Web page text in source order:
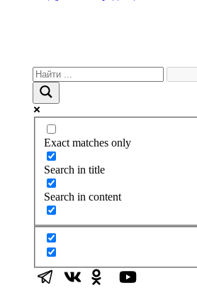
Exact matches only
Search in title
Search in content